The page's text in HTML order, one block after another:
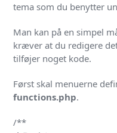
tema som du benytter
Man kan på en simpel
kræver at du redigere
tilføjer noget kode.
Først skal menuerne
functions.php.
/**